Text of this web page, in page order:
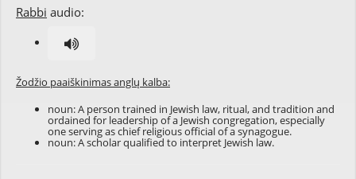
Rabbi audio:
Žodžio paaiškinimas anglų kalba:
noun: A person trained in Jewish law, ritual, and tradition and
ordained for leadership of a Jewish congregation, especially
one serving as chief religious official of a synagogue.
noun: A scholar qualified to interpret Jewish law.